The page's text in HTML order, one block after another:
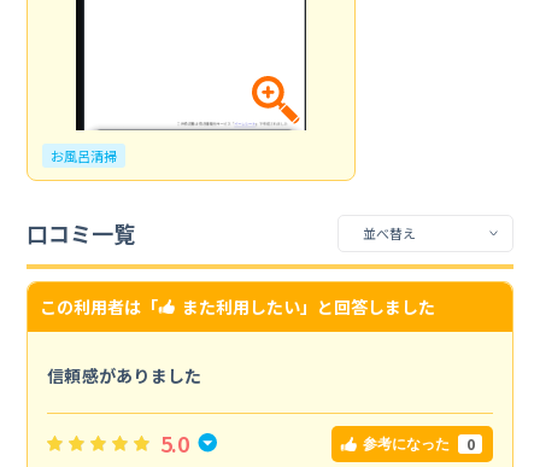
お風呂清掃
口コミ一覧
この利用者は「 また利用したい」と回答しました
信頼感がありました
5.0 参考になった 0